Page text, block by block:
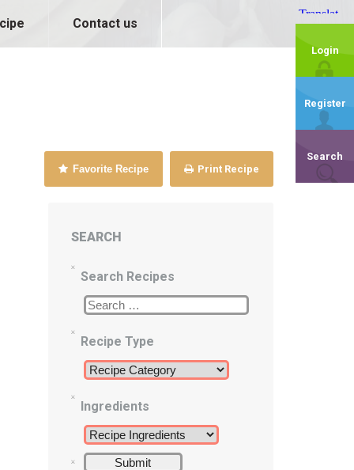
Contact us
Login
Register
Search
Favorite Recipe
Print Recipe
SEARCH
Search Recipes
Recipe Type
Ingredients